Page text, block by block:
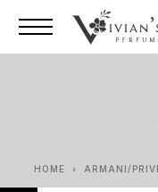
HOME ARMANI/